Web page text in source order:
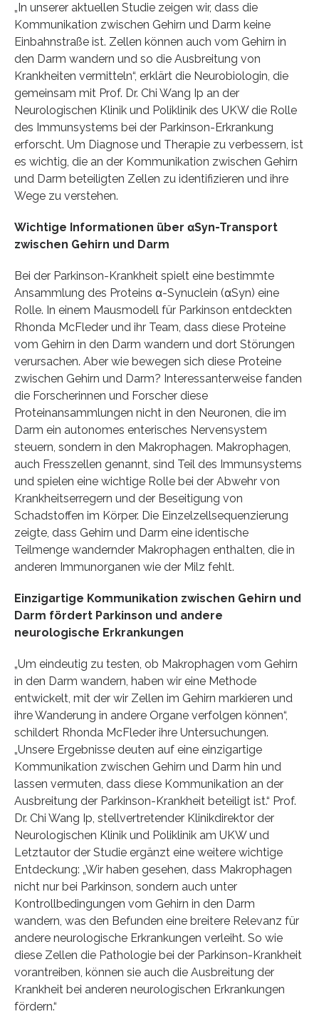
„In unserer aktuellen Studie zeigen wir, dass die
Kommunikation zwischen Gehirn und Darm keine
Einbahnstraße ist. Zellen können auch vom Gehirn in
den Darm wandern und so die Ausbreitung von
Krankheiten vermitteln“, erklärt die Neurobiologin, die
gemeinsam mit Prof. Dr. Chi Wang Ip an der
Neurologischen Klinik und Poliklinik des UKW die Rolle
des Immunsystems bei der Parkinson-Erkrankung
erforscht. Um Diagnose und Therapie zu verbessern, ist
es wichtig, die an der Kommunikation zwischen Gehirn
und Darm beteiligten Zellen zu identifizieren und ihre
Wege zu verstehen.
Wichtige Informationen über αSyn-Transport
zwischen Gehirn und Darm
Bei der Parkinson-Krankheit spielt eine bestimmte
Ansammlung des Proteins α-Synuclein (αSyn) eine
Rolle. In einem Mausmodell für Parkinson entdeckten
Rhonda McFleder und ihr Team, dass diese Proteine
vom Gehirn in den Darm wandern und dort Störungen
verursachen. Aber wie bewegen sich diese Proteine
zwischen Gehirn und Darm? Interessanterweise fanden
die Forscherinnen und Forscher diese
Proteinansammlungen nicht in den Neuronen, die im
Darm ein autonomes enterisches Nervensystem
steuern, sondern in den Makrophagen. Makrophagen,
auch Fresszellen genannt, sind Teil des Immunsystems
und spielen eine wichtige Rolle bei der Abwehr von
Krankheitserregern und der Beseitigung von
Schadstoffen im Körper. Die Einzelzellsequenzierung
zeigte, dass Gehirn und Darm eine identische
Teilmenge wandernder Makrophagen enthalten, die in
anderen Immunorganen wie der Milz fehlt.
Einzigartige Kommunikation zwischen Gehirn und
Darm fördert Parkinson und andere
neurologische Erkrankungen
„Um eindeutig zu testen, ob Makrophagen vom Gehirn
in den Darm wandern, haben wir eine Methode
entwickelt, mit der wir Zellen im Gehirn markieren und
ihre Wanderung in andere Organe verfolgen können“,
schildert Rhonda McFleder ihre Untersuchungen.
„Unsere Ergebnisse deuten auf eine einzigartige
Kommunikation zwischen Gehirn und Darm hin und
lassen vermuten, dass diese Kommunikation an der
Ausbreitung der Parkinson-Krankheit beteiligt ist.“ Prof.
Dr. Chi Wang Ip, stellvertretender Klinikdirektor der
Neurologischen Klinik und Poliklinik am UKW und
Letztautor der Studie ergänzt eine weitere wichtige
Entdeckung: „Wir haben gesehen, dass Makrophagen
nicht nur bei Parkinson, sondern auch unter
Kontrollbedingungen vom Gehirn in den Darm
wandern, was den Befunden eine breitere Relevanz für
andere neurologische Erkrankungen verleiht. So wie
diese Zellen die Pathologie bei der Parkinson-Krankheit
vorantreiben, können sie auch die Ausbreitung der
Krankheit bei anderen neurologischen Erkrankungen
fördern.“